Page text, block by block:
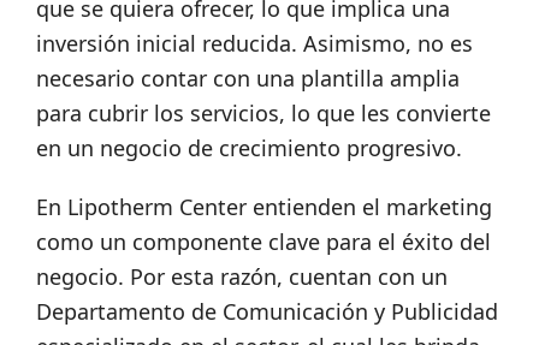
que se quiera ofrecer, lo que implica una
inversión inicial reducida. Asimismo, no es
necesario contar con una plantilla amplia
para cubrir los servicios, lo que les convierte
en un negocio de crecimiento progresivo.
En Lipotherm Center entienden el marketing
como un componente clave para el éxito del
negocio. Por esta razón, cuentan con un
Departamento de Comunicación y Publicidad